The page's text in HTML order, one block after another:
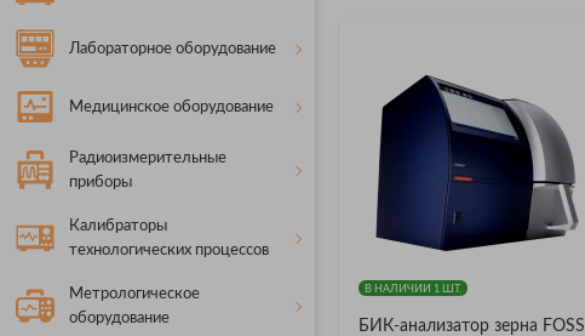
Лабораторное оборудование
Медицинское оборудование
Радиоизмерительные
приборы
Калибраторы
технологических процессов
Метрологическое
оборудование
В НАЛИЧИИ 1 ШТ.
БИК-анализатор зерна FOSS